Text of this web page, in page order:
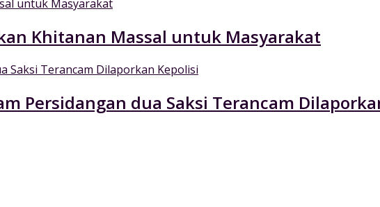
Khitanan Massal untuk Masyarakat
Persidangan dua Saksi Terancam